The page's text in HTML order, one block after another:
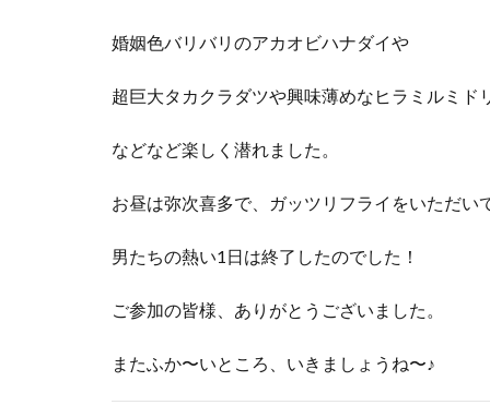
婚姻色バリバリのアカオビハナダイや
超巨大タカクラダツや興味薄めなヒラミルミド
などなど楽しく潜れました。
お昼は弥次喜多で、ガッツリフライをいただい
男たちの熱い1日は終了したのでした！
ご参加の皆様、ありがとうございました。
またふか〜いところ、いきましょうね〜♪